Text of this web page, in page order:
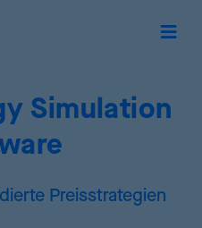
Simulation
Preisstrategien